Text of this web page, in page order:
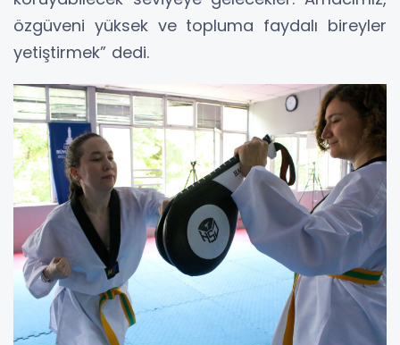
özgüveni yüksek ve topluma faydalı bireyler
yetiştirmek” dedi.